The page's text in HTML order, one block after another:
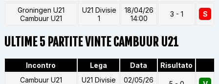
Groningen U21
Cambuur U21
U21 Divisie
1
18/04/26
14:00
3 - 1 S
ULTIME 5 PARTITE VINTE CAMBUUR U21
Incontro Lega Data
Risultato
Cambuur U21
U21 Divisie
02/05/26